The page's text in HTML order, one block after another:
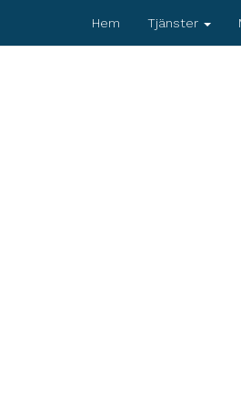
Hem Tjänster